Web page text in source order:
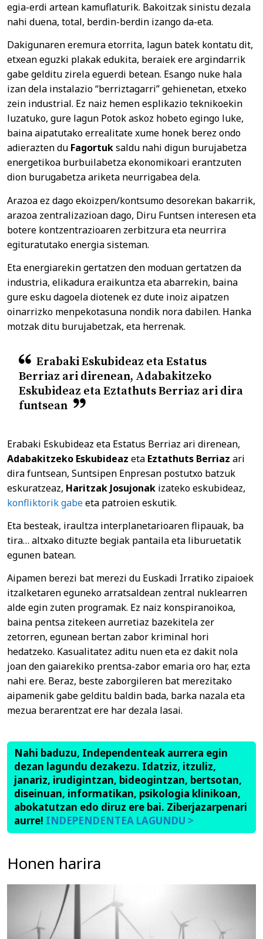
egia-erdi artean kamuflaturik. Bakoitzak sinistu dezala
nahi duena, total, berdin-berdin izango da-eta.
Dakigunaren eremura etorrita, lagun batek kontatu dit,
etxean eguzki plakak edukita, beraiek ere argindarrik
gabe gelditu zirela eguerdi betean. Esango nuke hala
izan dela instalazio “berriztagarri” gehienetan, etxeko
zein industrial. Ez naiz hemen esplikazio teknikoekin
luzatuko, gure lagun Potok askoz hobeto egingo luke,
baina aipatutako errealitate xume honek berez ondo
adierazten du Fagortuksaldu nahi digun burujabetza
energetikoa burbuilabetza ekonomikoari erantzuten
dion burugabetza ariketa neurrigabea dela.
Arazoa ez dago ekoizpen/kontsumo desorekan bakarrik,
arazoa zentralizazioan dago, Diru Funtsen interesen eta
botere kontzentrazioaren zerbitzura eta neurrira
egituratutako energia sisteman.
Eta energiarekin gertatzen den moduan gertatzen da
industria, elikadura eraikuntza eta abarrekin, baina
gure esku dagoela diotenek ez dute inoiz aipatzen
oinarrizko menpekotasuna nondik nora dabilen. Hanka
motzak ditu burujabetzak, eta herrenak.
Erabaki Eskubideaz eta Estatus
Berriaz ari direnean, Adabakitzeko
Eskubideaz eta Eztathuts Berriaz ari dira
funtsean
Erabaki Eskubideaz eta Estatus Berriaz ari direnean,
Adabakitzeko Eskubideaz eta Eztathuts Berriaz ari
dira funtsean, Suntsipen Enpresan postutxo batzuk
eskuratzeaz, Haritzak Josujonak izateko eskubideaz,
konfliktorik gabeeta patroien eskutik.
Eta besteak, iraultza interplanetarioaren flipauak, ba
tira… altxako dituzte begiak pantaila eta liburuetatik
egunen batean.
Aipamen berezi bat merezi du Euskadi Irratiko zipaioek
itzalketaren eguneko arratsaldean zentral nuklearren
alde egin zuten programak. Ez naiz konspiranoikoa,
baina pentsa zitekeen aurretiaz bazekitela zer
zetorren, egunean bertan zabor kriminal hori
hedatzeko. Kasualitatez aditu nuen eta ez dakit nola
joan den gaiarekiko prentsa-zabor emaria oro har, ezta
nahi ere. Beraz, beste zaborgileren bat merezitako
aipamenik gabe gelditu baldin bada, barka nazala eta
mezua berarentzat ere har dezala lasai.
Nahi baduzu, Independenteak aurrera egin
dezan lagundu dezakezu. Idatziz, itzuliz,
janariz, irudigintzan, bideogintzan, bertsotan,
diseinuan, informatikan, psikologia klinikoan,
abokatutzan edo diruz ere bai. Ziberjazarpenari
aurre! INDEPENDENTEA LAGUNDU >
Honen harira